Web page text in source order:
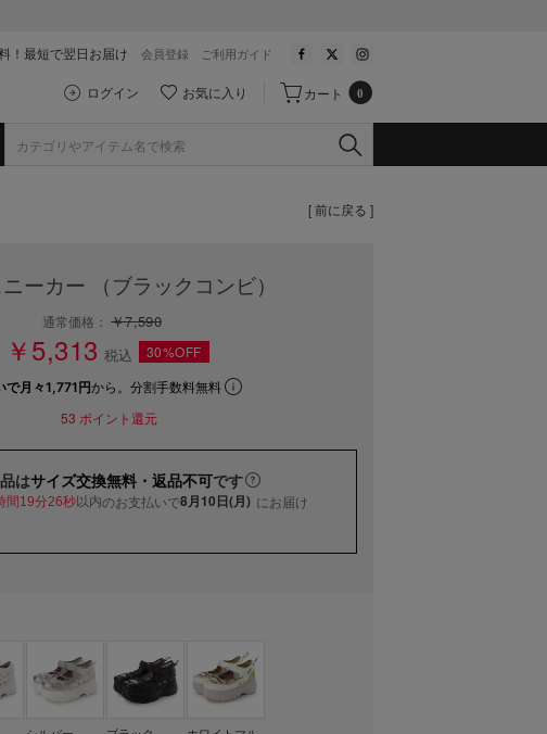
！最短で翌日お届け 会員登録 ご利用ガイド
ログイン お気に入り カート 0
[ 前に戻る ]
ーカー （ブラックコンビ）
通常価格：￥7,590
￥5,313 税込 30%OFF
で月々1,771円から。分割手数料無料
53 ポイント還元
はサイズ交換無料・返品不可です
間19分25秒以内のお支払いで8月10日(月) にお届け